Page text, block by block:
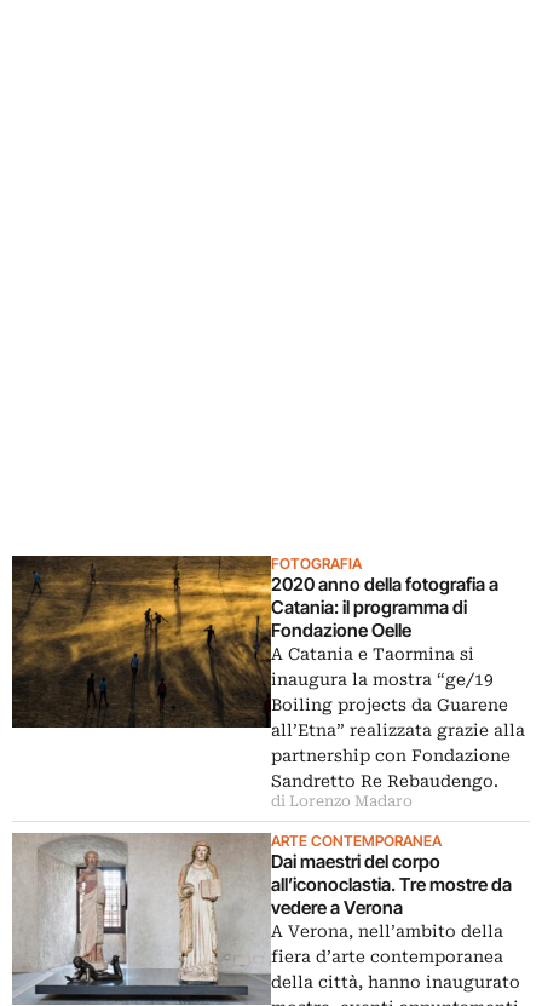
FOTOGRAFIA
2020 anno della fotografia a
Catania: il programma di
Fondazione Oelle
A Catania e Taormina si
inaugura la mostra “ge/19
Boiling projects da Guarene
all’Etna” realizzata grazie alla
partnership con Fondazione
Sandretto Re Rebaudengo.
di Lorenzo Madaro
ARTE CONTEMPORANEA
Dai maestri del corpo
all’iconoclastia. Tre mostre da
vedere a Verona
A Verona, nell’ambito della
fiera d’arte contemporanea
della città, hanno inaugurato